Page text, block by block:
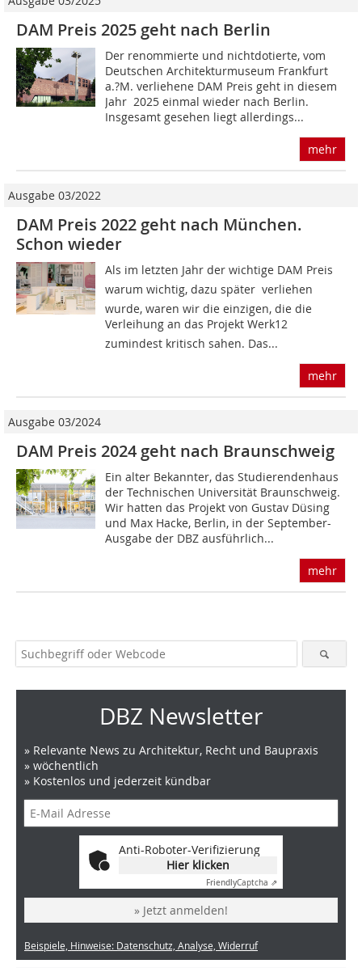
DAM Preis 2025 geht nach Berlin
Der renommierte und nichtdotierte, vom
Deutschen Architekturmuseum Frankfurt
a.?M. verliehene DAM Preis geht in diesem
Jahr 2025 einmal wieder nach Berlin.
Insgesamt gesehen liegt allerdings...
mehr
Ausgabe 03/2022
DAM Preis 2022 geht nach München.
Schon wieder
Als im letzten Jahr der wichtige DAM Preis 
warum wichtig, dazu später  verliehen
wurde, waren wir die einzigen, die die
Verleihung an das Projekt Werk12
zumindest kritisch sahen. Das...
mehr
Ausgabe 03/2024
DAM Preis 2024 geht nach Braunschweig
Ein alter Bekannter, das Studierendenhaus
der Technischen Universität Braunschweig.
Wir hatten das Projekt von Gustav Düsing
und Max Hacke, Berlin, in der September-
Ausgabe der DBZ ausführlich...
mehr
DBZ Newsletter
» Relevante News zu Architektur, Recht und Baupraxis
» wöchentlich
» Kostenlos und jederzeit kündbar
Anti-Roboter-Verifizierung
Hier klicken
FriendlyCaptcha ⇗
» Jetzt anmelden!
Beispiele, Hinweise: Datenschutz, Analyse, Widerruf